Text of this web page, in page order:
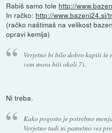
Rabiš samo tole http://
In račko: http://www.bazeni24.si/
(račko naštimaš na velikost
opravi kemija)
Verjetno bi bilo dobro kupiti
vem mora biti okoli 7).
Ni treba.
Kako pogosto je potrebno
Verjetno tudi ni pametno ves